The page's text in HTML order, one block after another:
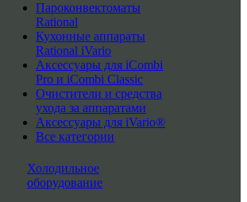
Пароконвектоматы
Rational
Кухонные аппараты
Rational iVario
Аксессуары для iCombi
Pro и iCombi Classic
Очистители и средства
ухода за аппаратами
Аксессуары для iVario®
Все категории
Холодильное
оборудование